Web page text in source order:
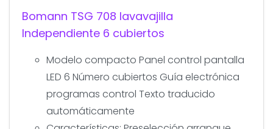
Bomann TSG 708 lavavajilla
Independiente 6 cubiertos
Modelo compacto Panel control pantalla
LED 6 Número cubiertos Guía electrónica
programas control Texto traducido
automáticamente